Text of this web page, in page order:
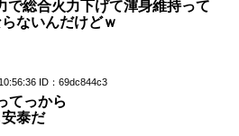
で総合火力下げて渾身維持って
ないんだけどｗ
ID：69dc844c3
てっから
泰だ